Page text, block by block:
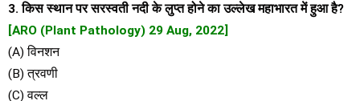
3. किस स्थान पर सरस्वती नदी के लुप्त होने का उल्लेख महाभारत में हुआ है?
[ARO (Plant Pathology) 29 Aug, 2022]
(A) विनशन
(B) त्रवणी
(C) वल्ल